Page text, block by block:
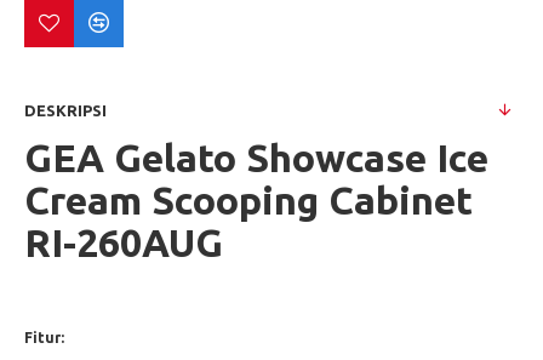
DESKRIPSI
GEA Gelato Showcase Ice
Cream Scooping Cabinet
RI-260AUG
Fitur: